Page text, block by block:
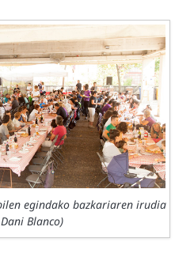
egindako bazkariaren irudia
Blanco)